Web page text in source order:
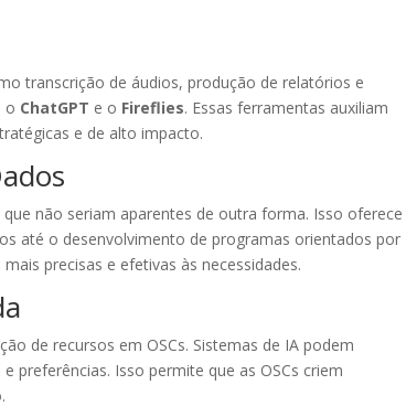
transcrição de áudios, produção de relatórios e
o ChatGPT e o Fireflies. Essas ferramentas auxiliam
e de alto impacto.
não seriam aparentes de outra forma. Isso oferece
até o desenvolvimento de programas orientados por
precisas e efetivas às necessidades.
de recursos em OSCs. Sistemas de IA podem
preferências. Isso permite que as OSCs criem